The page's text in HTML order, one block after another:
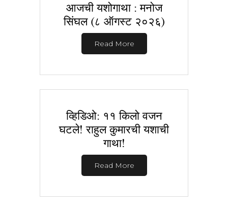
आजची यशोगाथा : मनोज
सिंघल (८ ऑगस्ट २०२६)
Read More
व्हिडिओ: ११ किलो वजन
घटले! राहुल कुमारची यशाची
गाथा!
Read More